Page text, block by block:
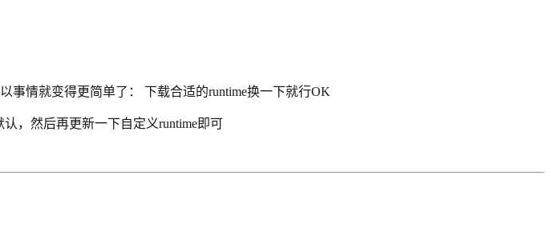
事情就变得更简单了： 下载合适的runtime换一下就行OK
，然后再更新一下自定义runtime即可